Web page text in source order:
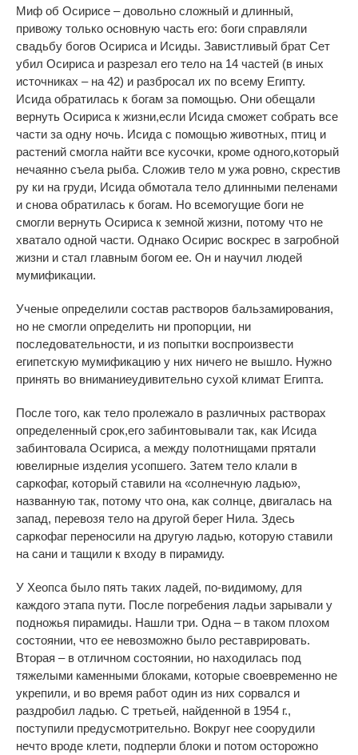
Миф об Осирисе – довольно сложный и длинный,
привожу только основную часть его: боги справляли
свадьбу богов Осириса и Исиды. Завистливый брат Сет
убил Осириса и разрезал его тело на 14 частей (в иных
источниках – на 42) и разбросал их по всему Египту.
Исида обратилась к богам за помощью. Они обещали
вернуть Осириса к жизни,если Исида сможет собрать все
части за одну ночь. Исида с помощью животных, птиц и
растений смогла найти все кусочки, кроме одного,который
нечаянно съела рыба. Сложив тело м ужа ровно, скрестив
ру ки на груди, Исида обмотала тело длинными пеленами
и снова обратилась к богам. Но всемогущие боги не
смогли вернуть Осириса к земной жизни, потому что не
хватало одной части. Однако Осирис воскрес в загробной
жизни и стал главным богом ее. Он и научил людей
мумификации.
Ученые определили состав растворов бальзамирования,
но не смогли определить ни пропорции, ни
последовательности, и из попытки воспроизвести
египетскую мумификацию у них ничего не вышло. Нужно
принять во вниманиеудивительно сухой климат Египта.
После того, как тело пролежало в различных растворах
определенный срок,его забинтовывали так, как Исида
забинтовала Осириса, а между полотнищами прятали
ювелирные изделия усопшего. Затем тело клали в
саркофаг, который ставили на «солнечную ладью»,
названную так, потому что она, как солнце, двигалась на
запад, перевозя тело на другой берег Нила. Здесь
саркофаг переносили на другую ладью, которую ставили
на сани и тащили к входу в пирамиду.
У Хеопса было пять таких ладей, по-видимому, для
каждого этапа пути. После погребения ладьи зарывали у
подножья пирамиды. Нашли три. Одна – в таком плохом
состоянии, что ее невозможно было реставрировать.
Вторая – в отличном состоянии, но находилась под
тяжелыми каменными блоками, которые своевременно не
укрепили, и во время работ один из них сорвался и
раздробил ладью. С третьей, найденной в 1954 г.,
поступили предусмотрительно. Вокруг нее соорудили
нечто вроде клети, подперли блоки и потом осторожно